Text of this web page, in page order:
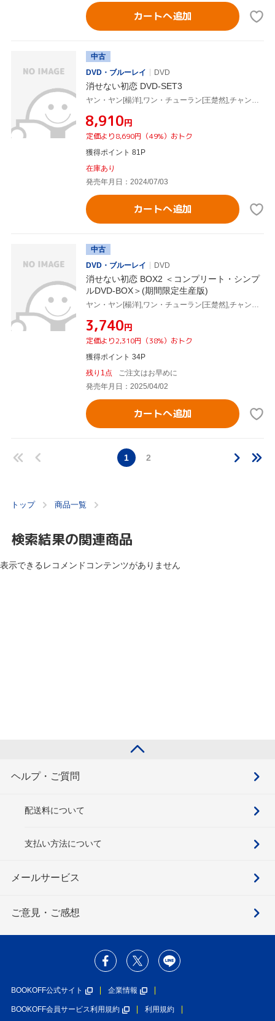
カートへ追加
中古
DVD・ブルーレイ
DVD
消せない初恋 DVD-SET3
ヤン・ヤン[楊洋],ワン・チューラン[王楚然],チャン・ビンビン[張彬彬],ヤン・チャオユエ[楊超越],ウェイ・ダーシュン[魏大勛],玖月晞
¥8,910円
定価より8,690円（49%）おトク
獲得ポイント 81P
在庫あり
発売年月日：2024/07/03
カートへ追加
中古
DVD・ブルーレイ
DVD
消せない初恋 BOX2 ＜コンプリート・シンプ
ルDVD-BOX＞(期間限定生産版)
ヤン・ヤン[楊洋],ワン・チューラン[王楚然],チャン・ビンビン[張彬彬],ヤン・チャオユエ[楊超越],ウェイ・ダーシュン[魏大勛],玖月晞
¥3,740円
定価より2,310円（38%）おトク
獲得ポイント 34P
残り1点
ご注文はお早めに
発売年月日：2025/04/02
カートへ追加
1 2
トップ 商品一覧
検索結果の関連商品
表示できるレコメンドコンテンツがありません
ヘルプ・ご質問
配送料について
支払い方法について
メールサービス
ご意見・ご感想
BOOKOFF公式サイト 企業情報
BOOKOFF会員サービス利用規約 利用規約